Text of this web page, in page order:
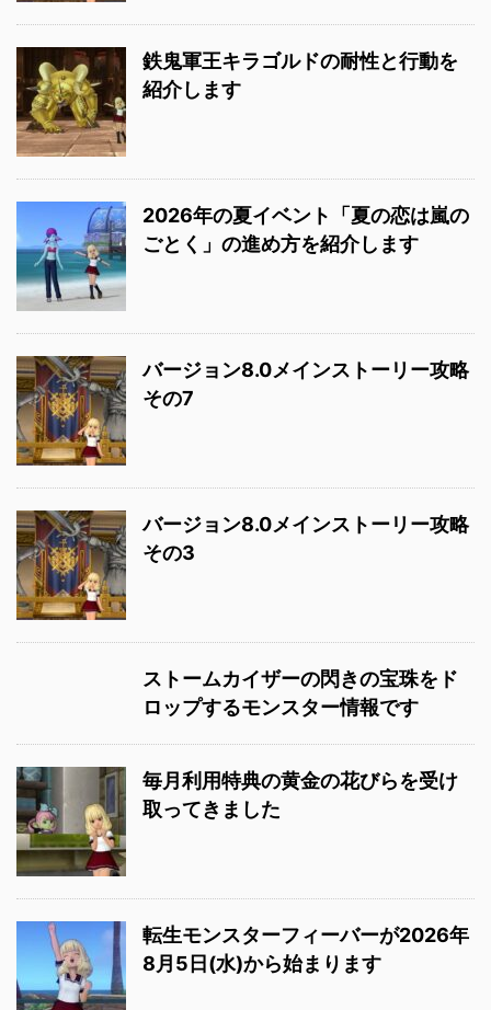
鉄鬼軍王キラゴルドの耐性と行動を
紹介します
2026年の夏イベント「夏の恋は嵐の
ごとく」の進め方を紹介します
バージョン8.0メインストーリー攻略
その7
バージョン8.0メインストーリー攻略
その3
ストームカイザーの閃きの宝珠をド
ロップするモンスター情報です
毎月利用特典の黄金の花びらを受け
取ってきました
転生モンスターフィーバーが2026年
8月5日(水)から始まります